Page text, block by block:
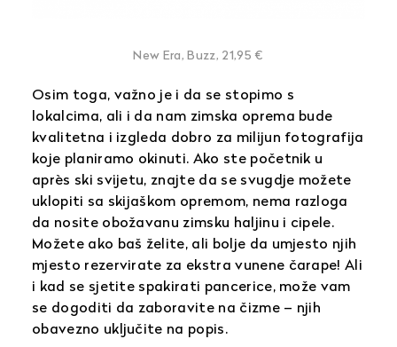
New Era, Buzz, 21,95 €
Osim toga, važno je i da se stopimo s
lokalcima, ali i da nam zimska oprema bude
kvalitetna i izgleda dobro za milijun fotografija
koje planiramo okinuti. Ako ste početnik u
après ski svijetu, znajte da se svugdje možete
uklopiti sa skijaškom opremom, nema razloga
da nosite obožavanu zimsku haljinu i cipele.
Možete ako baš želite, ali bolje da umjesto njih
mjesto rezervirate za ekstra vunene čarape! Ali
i kad se sjetite spakirati pancerice, može vam
se dogoditi da zaboravite na čizme – njih
obavezno uključite na popis.